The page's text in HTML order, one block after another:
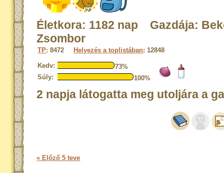
Életkora: 1182 nap Gazdája:
Zsombor
TP: 8472 Helyezés a toplistában: 12848
Kedv:
73%
Súly:
100%
2 napja látogatta meg utoljára a
« Előző 5 teve